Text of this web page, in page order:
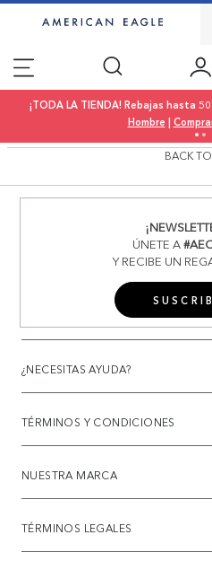
¡TODA LA TIENDA! Rebajas hasta
Hombre |
BACK
ÚNETE A
Y RECIBE UN
¿NECESITAS AYUDA?
TÉRMINOS Y CONDICIONES
NUESTRA MARCA
TÉRMINOS LEGALES